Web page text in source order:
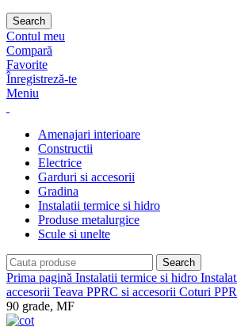
Search
Contul meu
Compară
Favorite
Înregistreză-te
Meniu
Amenajari interioare
Constructii
Electrice
Garduri si accesorii
Gradina
Instalatii termice si hidro
Produse metalurgice
Scule si unelte
Search
Prima pagină Instalatii termice si hidro
accesorii Teava PPRC si accesorii Coturi
90 grade, MF